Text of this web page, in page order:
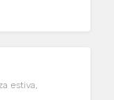
estiva,